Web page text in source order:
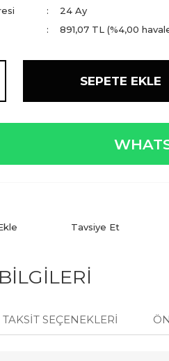
24 Ay
891,07 TL (%4,00
SEPETE EKLE
Tavsiye Et
BİLGİLERİ
TAKSIT SEÇENEKLERI